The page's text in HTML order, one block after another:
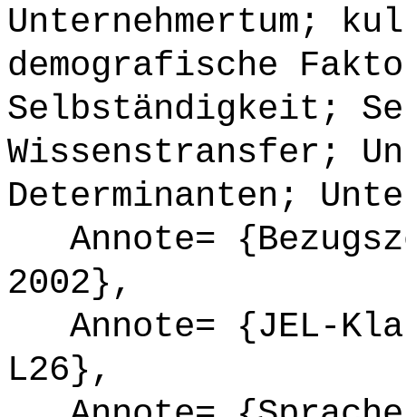
Unternehmertum;
demografische
Selbständigkeit;
Wissenstransfer;
Determinanten;
Annote=
2002},
Annote= {JEL-
L26},